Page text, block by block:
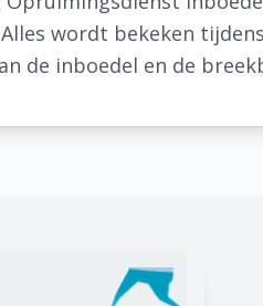
wordt bekeken
de inboedel en de